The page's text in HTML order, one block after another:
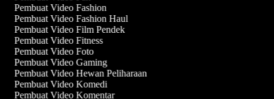
Pembuat Video Fashion
Pembuat Video Fashion Haul
Pembuat Video Film Pendek
Pembuat Video Fitness
Pembuat Video Foto
Pembuat Video Gaming
Pembuat Video Hewan Peliharaan
Pembuat Video Komedi
Pembuat Video Komentar